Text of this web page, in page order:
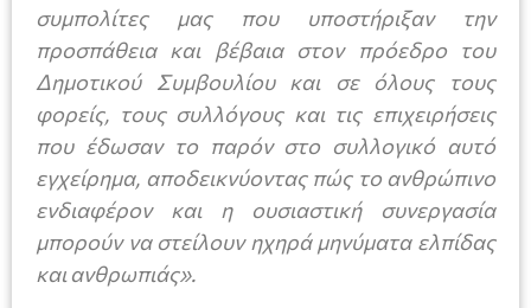
συμπολίτες μας που υποστήριξαν την
προσπάθεια και βέβαια στον πρόεδρο του
Δημοτικού Συμβουλίου και σε όλους τους
φορείς, τους συλλόγους και τις επιχειρήσεις
που έδωσαν το παρόν στο συλλογικό αυτό
εγχείρημα, αποδεικνύοντας πώς το ανθρώπινο
ενδιαφέρον και η ουσιαστική συνεργασία
μπορούν να στείλουν ηχηρά μηνύματα ελπίδας
και ανθρωπιάς».